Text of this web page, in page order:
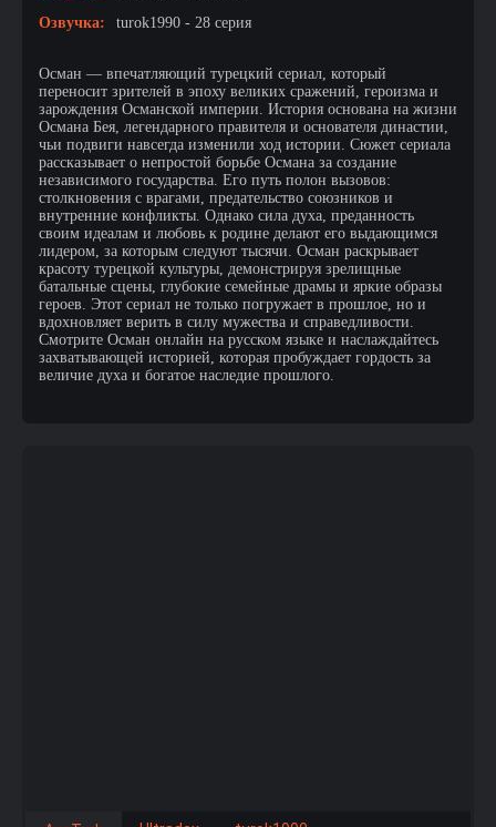
Озвучка:
turok1990 - 28 серия
Осман — впечатляющий турецкий сериал, который
переносит зрителей в эпоху великих сражений, героизма и
зарождения Османской империи. История основана на жизни
Османа Бея, легендарного правителя и основателя династии,
чьи подвиги навсегда изменили ход истории. Сюжет сериала
рассказывает о непростой борьбе Османа за создание
независимого государства. Его путь полон вызовов:
столкновения с врагами, предательство союзников и
внутренние конфликты. Однако сила духа, преданность
своим идеалам и любовь к родине делают его выдающимся
лидером, за которым следуют тысячи. Осман раскрывает
красоту турецкой культуры, демонстрируя зрелищные
батальные сцены, глубокие семейные драмы и яркие образы
героев. Этот сериал не только погружает в прошлое, но и
вдохновляет верить в силу мужества и справедливости.
Смотрите Осман онлайн на русском языке и наслаждайтесь
захватывающей историей, которая пробуждает гордость за
величие духа и богатое наследие прошлого.